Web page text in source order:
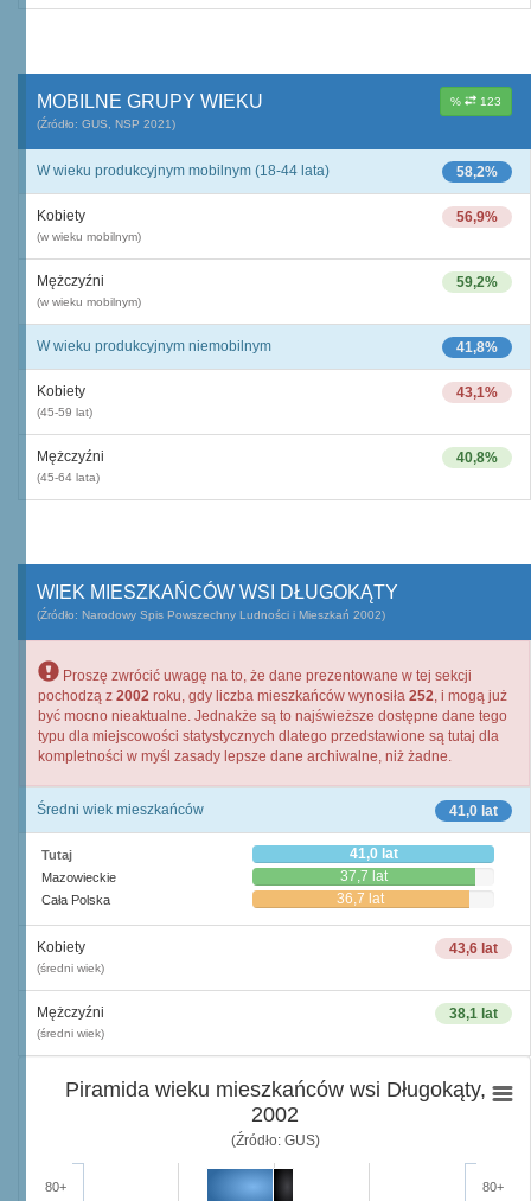
% 123
MOBILNE GRUPY WIEKU
(Źródło: GUS, NSP 2021)
58,2%
W wieku produkcyjnym mobilnym (18-44 lata)
56,9%
Kobiety
(w wieku mobilnym)
59,2%
Mężczyźni
(w wieku mobilnym)
41,8%
W wieku produkcyjnym niemobilnym
43,1%
Kobiety
(45-59 lat)
40,8%
Mężczyźni
(45-64 lata)
WIEK MIESZKAŃCÓW WSI DŁUGOKĄTY
(Źródło: Narodowy Spis Powszechny Ludności i Mieszkań 2002)
Proszę zwrócić uwagę na to, że dane prezentowane w tej sekcji
pochodzą z 2002 roku, gdy liczba mieszkańców wynosiła 252, i mogą już
być mocno nieaktualne. Jednakże są to najświeższe dostępne dane tego
typu dla miejscowości statystycznych dlatego przedstawione są tutaj dla
kompletności w myśl zasady lepsze dane archiwalne, niż żadne.
41,0 lat
Średni wiek mieszkańców
Tutaj 41,0 lat
Mazowieckie 37,7 lat
Cała Polska 36,7 lat
43,6 lat
Kobiety
(średni wiek)
38,1 lat
Mężczyźni
(średni wiek)
Piramida wieku mieszkańców wsi Długokąty,
2002
(Źródło: GUS)
80+ 80+